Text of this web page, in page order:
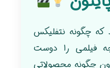
که چگونه نتفلیکس
فیلمی را دوست
چگونه محصولاتی